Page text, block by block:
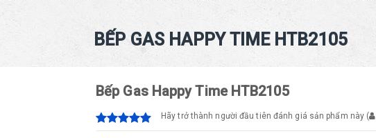
BẾP GAS HAPPY TIME HTB2105
Bếp Gas Happy Time HTB2105
Hãy trở thành người đầu tiên đánh giá sản phẩm này (